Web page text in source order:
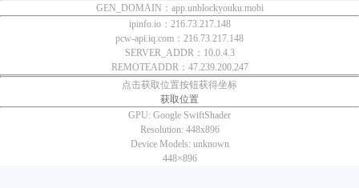
GEN_DOMAIN：app.unblockyouku.mobi
ipinfo.io：216.73.217.148
pcw-api.iq.com：216.73.217.148
SERVER_ADDR：10.0.4.3
REMOTEADDR：47.239.200.247
点击获取位置按钮获得坐标
获取位置
GPU: Google SwiftShader
Resolution: 448x896
Device Models: unknown
448×896